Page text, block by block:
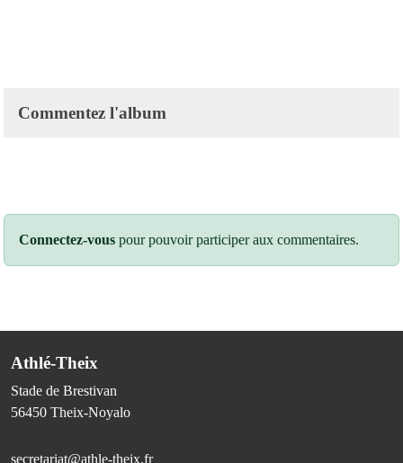
Commentez l'album
Connectez-vous pour pouvoir participer aux commentaires.
Athlé-Theix
Stade de Brestivan
56450 Theix-Noyalo
secretariat@athle-theix.fr